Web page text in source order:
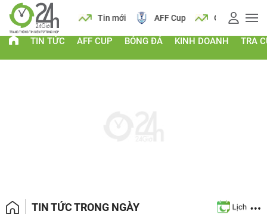
Lịch Tin mới AFF Cup Giá vàng
TIN TỨC AFF CUP BÓNG ĐÁ KINH DOANH TRA
TIN TỨC TRONG NGÀY